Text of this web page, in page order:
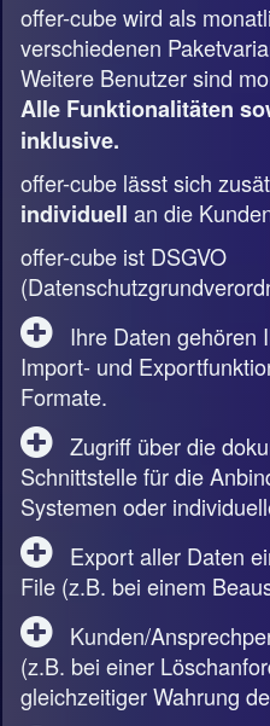
offer-cube wird als
verschiedenen
Weitere Benutzer sind
Alle Funktionalitäten
inklusive.
offer-cube lässt sich
individuell an die
offer-cube ist DSGVO
Ihre Daten gehören
Import- und
Formate.
Zugriff über die
Schnittstelle für die
Systemen oder
Export aller Daten
File (z.B. bei einem
Kunden/
(z.B. bei einer
gleichzeitiger Wahrung